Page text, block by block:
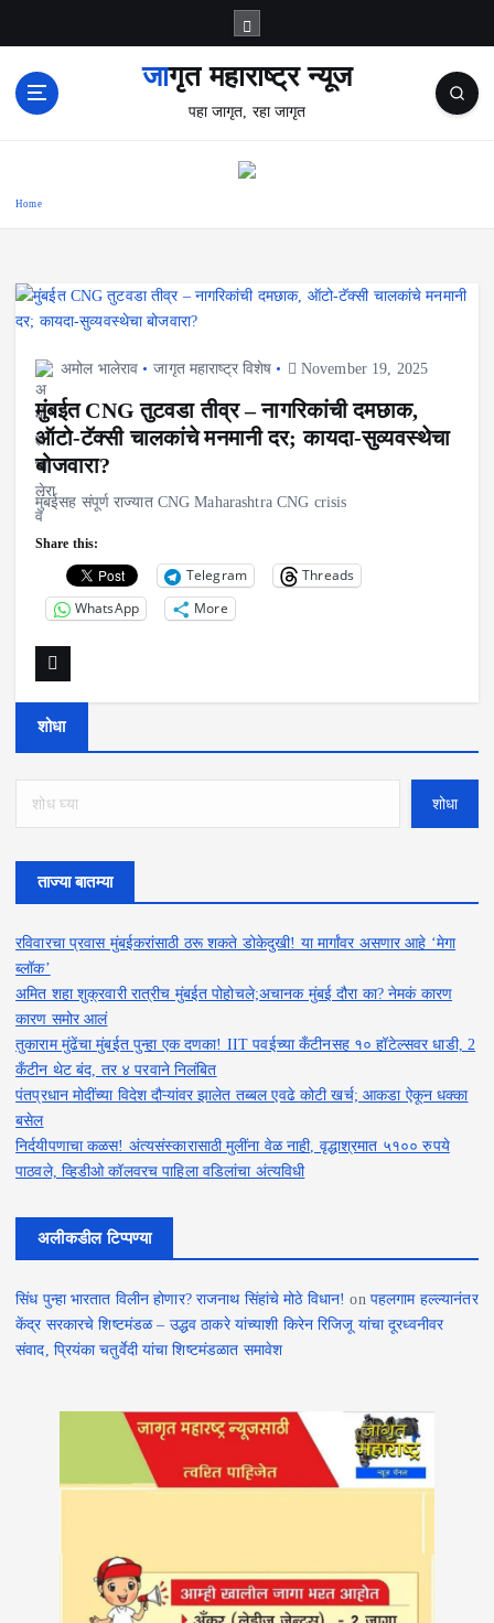
जागृत महाराष्ट्र न्यूज
पहा जागृत, रहा जागृत
Home
अमोल भालेराव जागृत महाराष्ट्र विशेष November 19, 2025
मुंबईत CNG तुटवडा तीव्र – नागरिकांची दमछाक,
ऑटो-टॅक्सी चालकांचे मनमानी दर; कायदा-सुव्यवस्थेचा
बोजवारा?
मुंबईसह संपूर्ण राज्यात CNG Maharashtra CNG crisis
Share this:
Telegram
Threads
WhatsApp
More
शोधा
शोधा
ताज्या बातम्या
रविवारचा प्रवास मुंबईकरांसाठी ठरू शकते डोकेदुखी! या मार्गांवर असणार आहे ‘मेगा
ब्लॉक’
अमित शहा शुक्रवारी रात्रीच मुंबईत पोहोचले;अचानक मुंबई दौरा का? नेमकं कारण
कारण समोर आलं
तुकाराम मुंढेंचा मुंबईत पुन्हा एक दणका! IIT पवईच्या कँटीनसह १० हॉटेल्सवर धाडी, 2
कँटीन थेट बंद, तर ४ परवाने निलंबित
पंतप्रधान मोदींच्या विदेश दौऱ्यांवर झालेत तब्बल एवढे कोटी खर्च; आकडा ऐकून धक्का
बसेल
निर्दयीपणाचा कळस! अंत्यसंस्कारासाठी मुलींना वेळ नाही, वृद्धाश्रमात ५१०० रुपये
पाठवले, व्हिडीओ कॉलवरच पाहिला वडिलांचा अंत्यविधी
अलीकडील टिप्पण्या
सिंध पुन्हा भारतात विलीन होणार? राजनाथ सिंहांचे मोठे विधान! on पहलगाम हल्ल्यानंतर
केंद्र सरकारचे शिष्टमंडळ – उद्धव ठाकरे यांच्याशी किरेन रिजिजू यांचा दूरध्वनीवर
संवाद, प्रियंका चतुर्वेदी यांचा शिष्टमंडळात समावेश